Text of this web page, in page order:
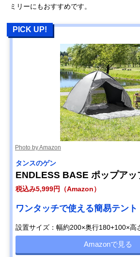
ミリーにもおすすめです。
PICK UP!
Photo by Amazon
タンスのゲン
ENDLESS BASE ポップアッ
税込み5,999円（Amazon）
ワンタッチで使える簡易テント
設置サイズ：幅約200×奥行180+100×高
Amazonで見る